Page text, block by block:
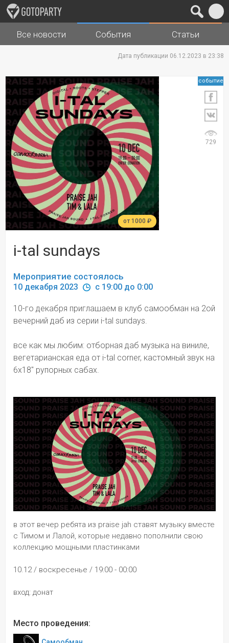
Города Музыка
Все новости События Статьи
Дата публикации 06.12.2023 в 23:38
от 1000 ₽
событие
729
i-tal sundays
Мероприятие состоялось
10 декабря 2023 c 19:00 до 0:00
10-го декабря приглашаем в клуб самообман на 2ой
вечерний даб из серии i-tal sundays.
все как мы любим: отборная даб музыка на виниле,
вегетарианская еда от i-tal corner, кастомный звук на
6х18" рупорных сабах.
в этот вечер ребята из praise jah ставят музыку вместе
с Тимом и Лалой, которые недавно пополнили свою
коллекцию мощными пластинками
10.12 / воскресенье / 19:00 - 00:00
вход: донат
Место проведения: